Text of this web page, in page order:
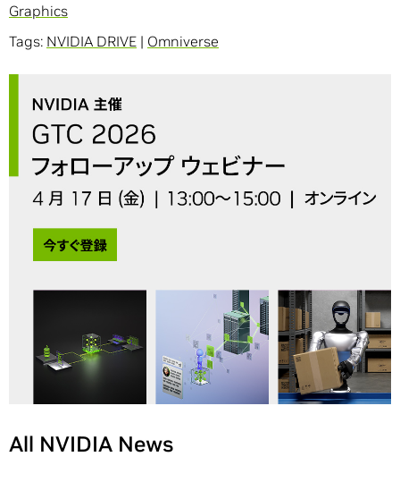
Graphics
Tags: NVIDIA DRIVE | Omniverse
All NVIDIA News